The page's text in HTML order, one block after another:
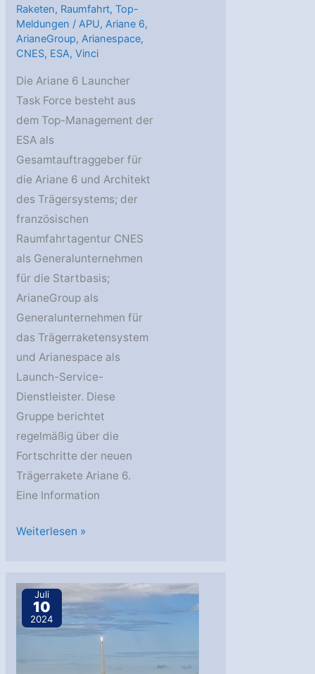
Raketen, Raumfahrt,Top-
Meldungen / APU, Ariane 6,
ArianeGroup, Arianespace,
CNES, ESA,Vinci
Die Ariane 6 Launcher
Task Force besteht aus
dem Top-Management der
ESA als
Gesamtauftraggeber für
die Ariane 6 und Architekt
des Trägersystems; der
französischen
Raumfahrtagentur CNES
als Generalunternehmen
für die Startbasis;
ArianeGroup als
Generalunternehmen für
das Trägerraketensystem
und Arianespace als
Launch-Service-
Dienstleister. Diese
Gruppe berichtet
regelmäßig über die
Fortschritte der neuen
Trägerrakete Ariane 6.
Eine Information
Ariane
Update,
September
Weiterlesen »
Juli
10
2024